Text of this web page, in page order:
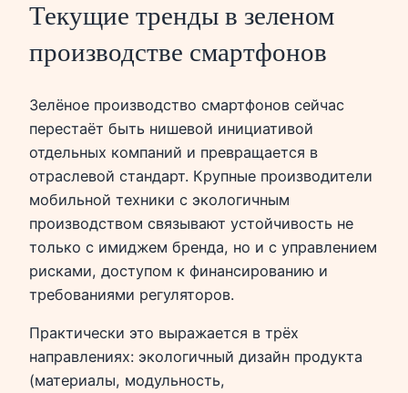
Текущие тренды в зеленом
производстве смартфонов
Зелёное производство смартфонов сейчас
перестаёт быть нишевой инициативой
отдельных компаний и превращается в
отраслевой стандарт. Крупные производители
мобильной техники с экологичным
производством связывают устойчивость не
только с имиджем бренда, но и с управлением
рисками, доступом к финансированию и
требованиями регуляторов.
Практически это выражается в трёх
направлениях: экологичный дизайн продукта
(материалы, модульность,